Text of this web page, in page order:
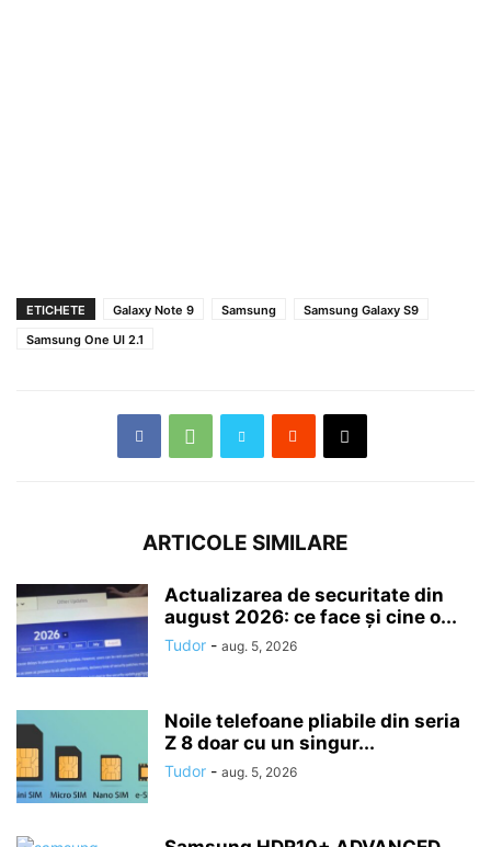
ETICHETE Galaxy Note 9 Samsung
Samsung Galaxy S9
Samsung One UI 2.1
ARTICOLE SIMILARE
Actualizarea de securitate din
august 2026: ce face și cine o...
Tudor - aug. 5, 2026
Noile telefoane pliabile din seria
Z 8 doar cu un singur...
Tudor - aug. 5, 2026